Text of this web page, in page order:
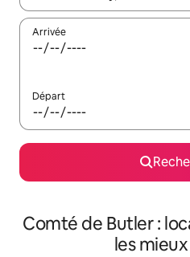
Arrivée
Départ
Comté de Butler :
les